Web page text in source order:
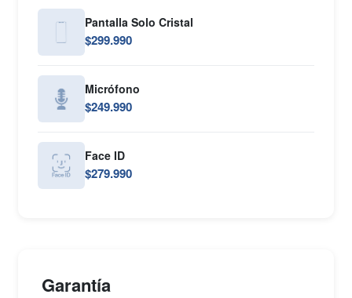
Pantalla Solo Cristal
$299.990
Micrófono
$249.990
Face ID
$279.990
Garantía